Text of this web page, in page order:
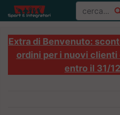
Extra di Benvenuto:
ordini per i nuovi
entro il 31/